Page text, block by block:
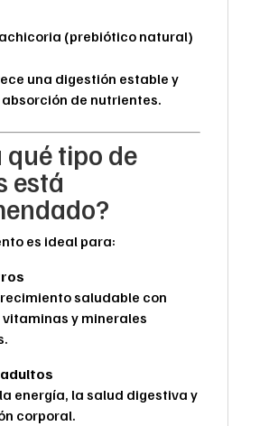
(prebiótico natural)
una digestión estable y
de nutrientes.
qué tipo de
está
es ideal para:
saludable con
y minerales
energía, la salud digestiva y
corporal.